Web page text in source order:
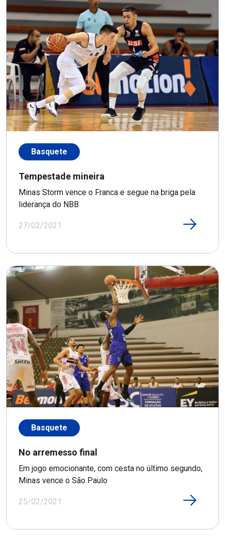
Basquete
Tempestade mineira
Minas Storm vence o Franca e segue na briga pela
liderança do NBB
27/02/2021
Basquete
No arremesso final
Em jogo emocionante, com cesta no último segundo,
Minas vence o São Paulo
25/02/2021